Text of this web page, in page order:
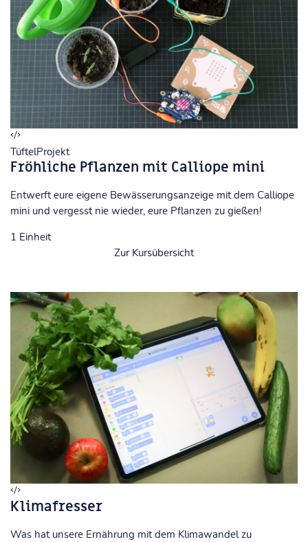
TüftelProjekt
Fröhliche Pflanzen mit Calliope mini
Entwerft eure eigene Bewässerungsanzeige mit dem Calliope
mini und vergesst nie wieder, eure Pflanzen zu gießen!
1 Einheit
Zur Kursübersicht
Klimafresser
Was hat unsere Ernährung mit dem Klimawandel zu